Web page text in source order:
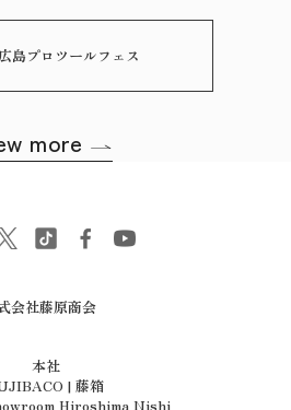
広島プロツールフェス
more
会社藤原商会
​​​​​​​本社
| 藤箱
Hiroshima Nishi